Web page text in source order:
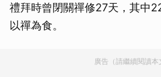
禮拜時曾閉關禪修27天，其中
以禪為食。
廣告（請繼續閱讀本